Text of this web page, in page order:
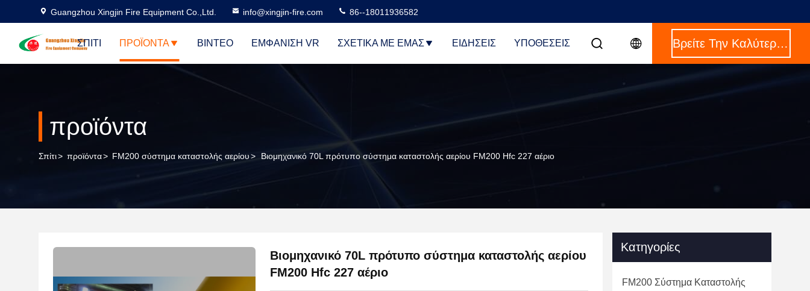
Guangzhou Xingjin Fire Equipment Co.,Ltd. info@xingjin-fire.com 86--18011936582
ΣΠΊΤΙ ΠΡΟΪΌΝΤΑ ΒΊΝΤΕΟ ΕΜΦΆΝΙΣΗ VR ΣΧΕΤΙΚΆ ΜΕ ΕΜΆΣ ΕΙΔΉΣΕΙΣ ΥΠΟΘΈΣΕΙΣ Βρείτε Την Καλύτερη Τιμή
προϊόντα
Σπίτι> προϊόντα> FM200 σύστημα καταστολής αερίου> Βιομηχανικό 70L πρότυπο σύστημα καταστολής αερίου FM200 Hfc 227 αέριο
Βιομηχανικό 70L πρότυπο σύστημα καταστολής αερίου
FM200 Hfc 227 αέριο
Κατηγορίες
FM200 Σύστημα Καταστολής